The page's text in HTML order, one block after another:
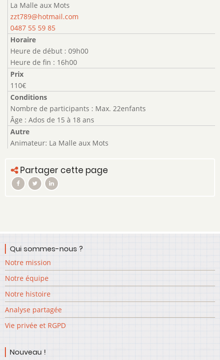
La Malle aux Mots
zzt789@hotmail.com
0487 55 59 85
Horaire
Heure de début : 09h00
Heure de fin : 16h00
Prix
110€
Conditions
Nombre de participants : Max. 22enfants
Âge : Ados de 15 à 18 ans
Autre
Animateur: La Malle aux Mots
Partager cette page
Qui sommes-nous ?
Notre mission
Notre équipe
Notre histoire
Analyse partagée
Vie privée et RGPD
Nouveau !